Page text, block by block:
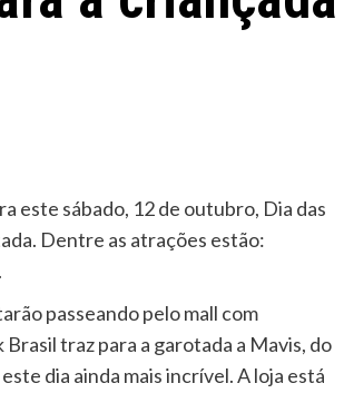
este sábado, 12 de outubro, Dia das
Dentre as atrações estão:
passeando pelo mall com
traz para a garotada a Mavis, do
dia ainda mais incrível. A loja está